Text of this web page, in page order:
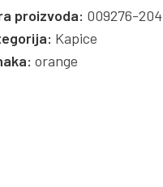
proizvoda: 009276-204
Kapice
orange